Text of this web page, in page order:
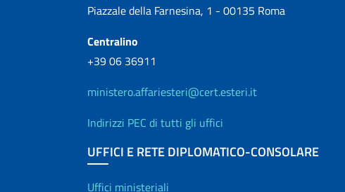
Piazzale della Farnesina, 1 - 00135 Roma
Centralino
+39 06 36911
ministero.affariesteri@cert.esteri.it
Indirizzi PEC di tutti gli uffici
UFFICI E RETE DIPLOMATICO-CONSOLARE
Uffici ministeriali